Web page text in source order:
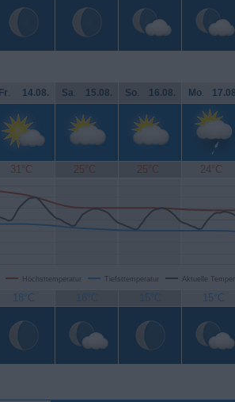
Fr. 14.08. Sa. 15.08. So. 16.08. Mo.
31°C 25°C 25°C 24°C
Höchsttemperatur Tiefsttemperatur Aktuelle
18°C 16°C 15°C 15°C